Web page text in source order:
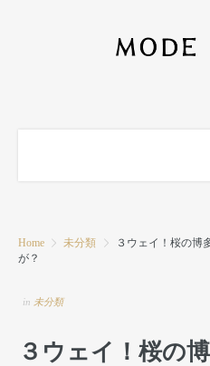
Home 未分類
３ウェイ！桜の博
が？
in 未分類
３ウェイ！桜の